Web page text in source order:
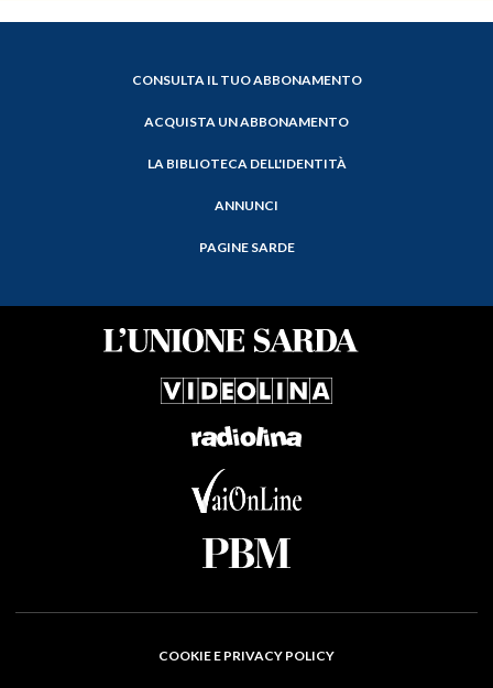
CONSULTA IL TUO ABBONAMENTO
ACQUISTA UN ABBONAMENTO
LA BIBLIOTECA DELL'IDENTITÀ
ANNUNCI
PAGINE SARDE
COOKIE E PRIVACY POLICY